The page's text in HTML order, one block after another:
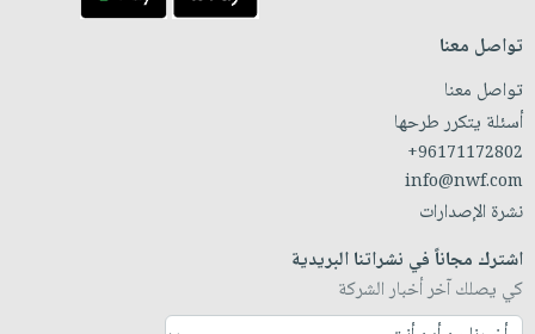
تواصل معنا
تواصل معنا
أسئلة يتكرر طرحها
+96171172802
info@nwf.com
نشرة الإصدارات
اشترك مجاناً في نشراتنا البريدية
كي يصلك آخر أخبار الشركة